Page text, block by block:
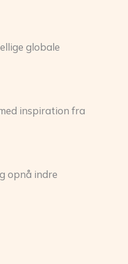
globale
inspiration fra
opnå indre